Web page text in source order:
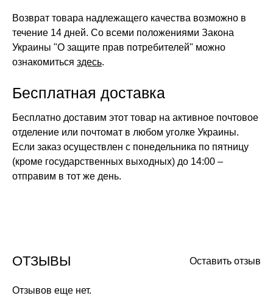
Возврат товара надлежащего качества возможно в
течение 14 дней. Со всеми положениями Закона
Украины "О защите прав потребителей" можно
ознакомиться здесь.
Бесплатная доставка
Бесплатно доставим этот товар на активное почтовое
отделение или почтомат в любом уголке Украины.
Если заказ осуществлен с понедельника по пятницу
(кроме государственных выходных) до 14:00 –
отправим в тот же день.
Оставить отзыв
ОТЗЫВЫ
Отзывов еще нет.